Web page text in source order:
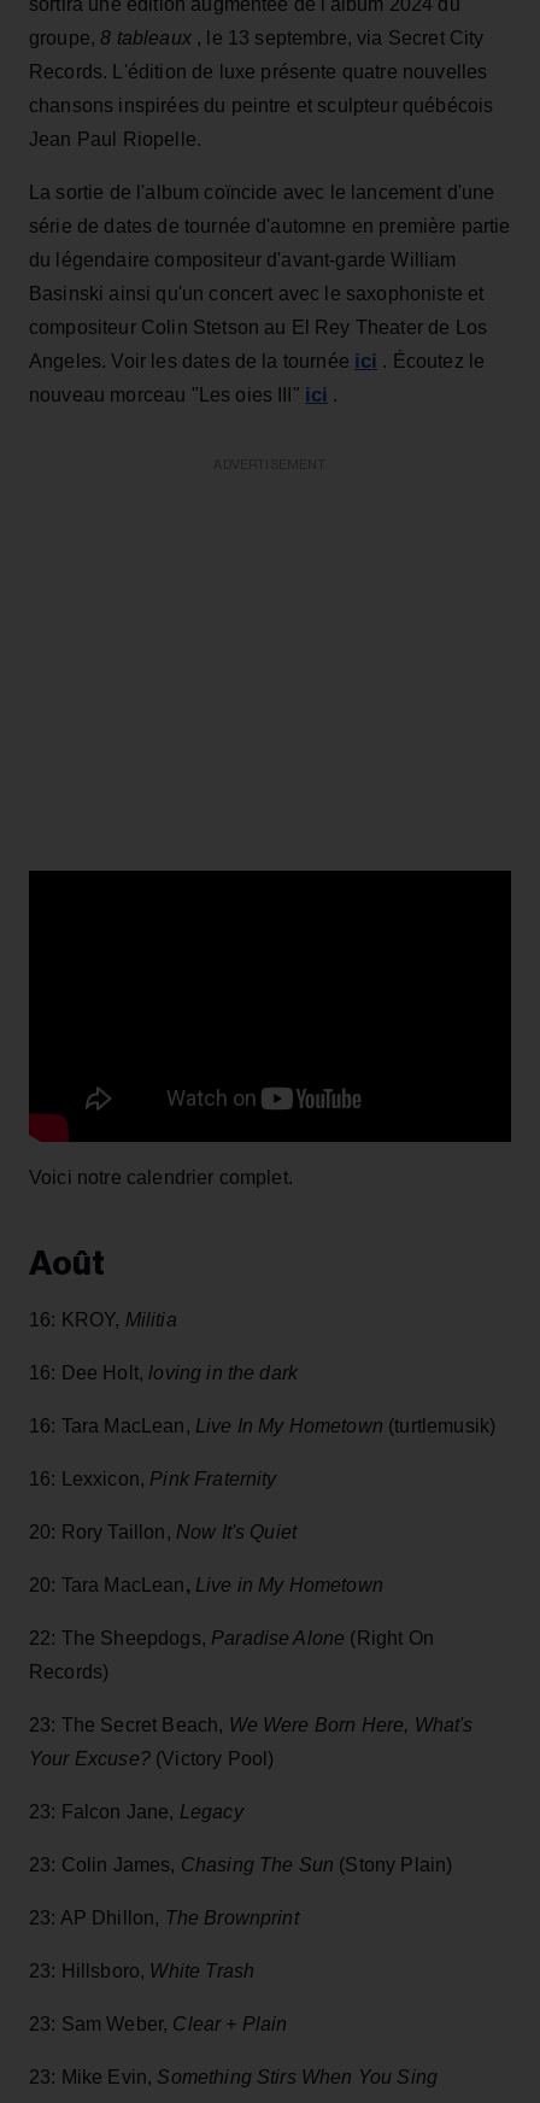
groupe,8 tableaux, le 13 septembre, via Secret City
Records. L'édition de luxe présente quatre nouvelles
chansons inspirées du peintre et sculpteur québécois
Jean Paul Riopelle.
La sortie de l'album coïncide avec le lancement d'une
série de dates de tournée d'automne en première partie
du légendaire compositeur d'avant-garde William
Basinski ainsi qu'un concert avec le saxophoniste et
compositeur Colin Stetson au El Rey Theater de Los
Angeles. Voir les dates de la tournée ici . Écoutez le
nouveau morceau "Les oies III" ici .
Voici notre calendrier complet.
Août
16: KROY, Militia
16: Dee Holt, loving in the dark
16: Tara MacLean, Live In My Hometown (turtlemusik)
16: Lexxicon, Pink Fraternity
20: Rory Taillon, Now It's Quiet
20: Tara MacLean, Live in My Hometown
22: The Sheepdogs, Paradise Alone (Right On
Records)
23: The Secret Beach, We Were Born Here, What's
Your Excuse?(Victory Pool)
23: Falcon Jane, Legacy
23: Colin James, Chasing The Sun (Stony Plain)
23: AP Dhillon, The Brownprint
23: Hillsboro, White Trash
23: Sam Weber, Clear + Plain
23: Mike Evin, Something Stirs When You Sing